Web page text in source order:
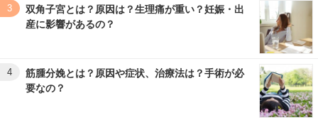
3
双角子宮とは？原因は？生理痛が重い？妊娠・出
産に影響があるの？
4
筋腫分娩とは？原因や症状、治療法は？手術が必
要なの？